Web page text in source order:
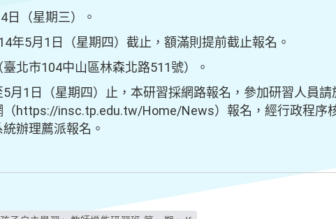
日（星期三）。
年5月1日（星期四）截止，額滿則提前截止報名。
北市104中山區林森北路511號）。
月1日（星期四）止，本研習採網路報名，參加研習人員
（https://insc.tp.edu.tw/Home/News）報名，經行政程序
辦理薦派報名。